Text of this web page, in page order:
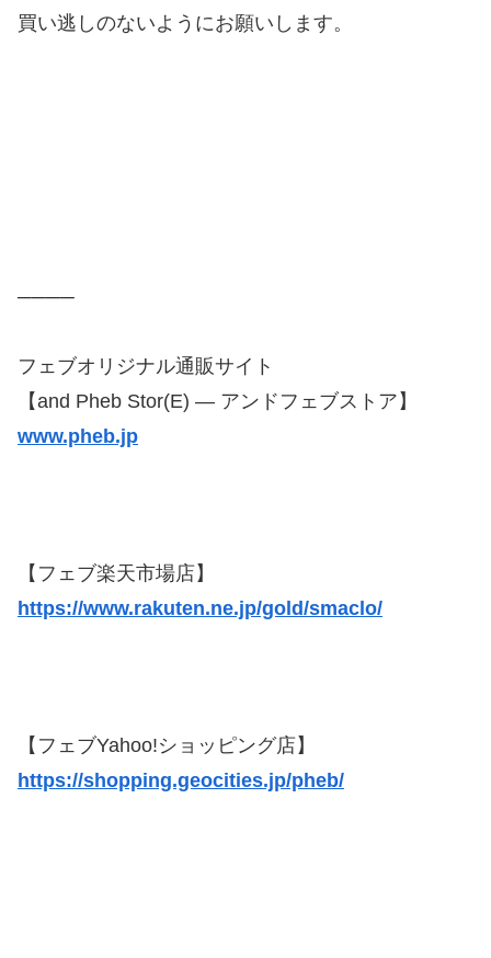
買い逃しのないようにお願いします。
────
フェブオリジナル通販サイト
【and Pheb Stor(E) — アンドフェブストア】
www.pheb.jp
【フェブ楽天市場店】
https://www.rakuten.ne.jp/gold/smaclo/
【フェブYahoo!ショッピング店】
https://shopping.geocities.jp/pheb/